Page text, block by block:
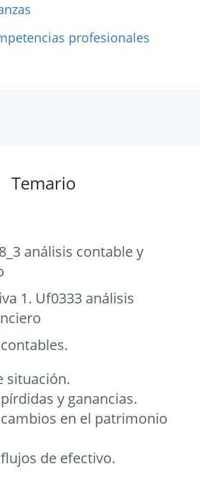
profesionales
Temario
análisis contable y
1. Uf0333 análisis
situación.
y ganancias.
en el patrimonio
de efectivo.